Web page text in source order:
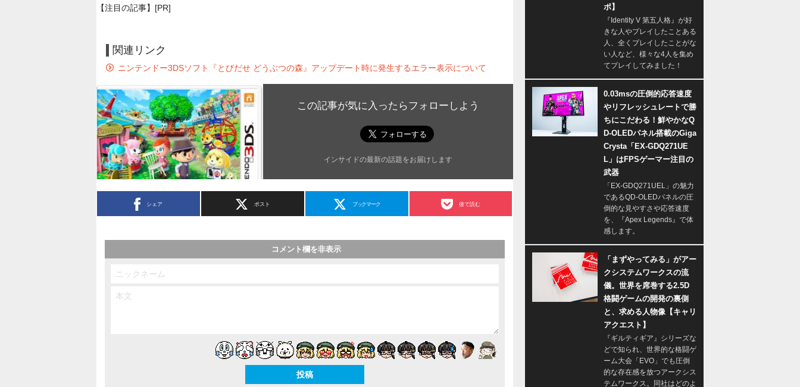
【注目の記事】[PR]
関連リンク
ニンテンドー3DSソフト『とびだせ どうぶつの森』アップデート時に発生するエラー表示について
この記事が気に入ったらフォローしよう
インサイドの最新の話題をお届けします
シェア ポスト ブックマーク 後で読む
コメント欄を非表示
ポ】
『Identity V 第五人格』が好
きな人やプレイしたことある
人、全くプレイしたことがな
い人など、様々な4人を集め
てプレイしてみました！
0.03msの圧倒的応答速度
やリフレッシュレートで勝
ちにこだわる！鮮やかなQ
D-OLEDパネル搭載のGiga
Crysta「EX-GDQ271UE
L」はFPSゲーマー注目の
武器
「EX-GDQ271UEL」の魅力
であるQD-OLEDパネルの圧
倒的な見やすさや応答速度
を、『Apex Legends』で体
感します。
「まずやってみる」がアー
クシステムワークスの流
儀。世界を席巻する2.5D
格闘ゲームの開発の裏側
と、求める人物像【キャリ
アクエスト】
『ギルティギア』シリーズな
どで知られ、世界的な格闘ゲ
ーム大会「EVO」でも圧倒
的な存在感を放つアークシス
テムワークス。同社はどのよ